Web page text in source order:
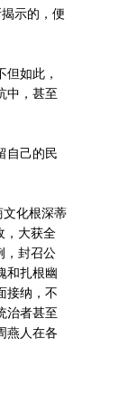
示的，便
如此，
中，甚至
自己的民
化根深蒂
，大获全
，封召公
和扎根幽
接纳，不
治者甚至
燕人在各